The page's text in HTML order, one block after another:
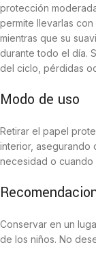
protección
permite llevarlas
mientras que su
durante todo el día.
del ciclo, pérdidas
Modo de uso
Retirar el papel
interior, asegurando
necesidad o cuando
Conservar en un
de los niños. No